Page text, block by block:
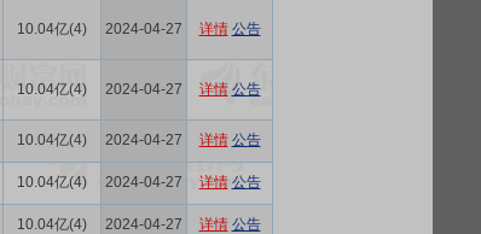
10.04亿(4) 2024-04-27 详情 公告
10.04亿(4) 2024-04-27 详情 公告
10.04亿(4) 2024-04-27 详情 公告
10.04亿(4) 2024-04-27 详情 公告
10.04亿(4) 2024-04-27 详情 公告